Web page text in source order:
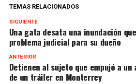
TEMAS RELACIONADOS
SIGUIENTE
Una gata desata una inundación
problema judicial para su dueño
ANTERIOR
Detienen al sujeto que empujó a
de un tráiler en Monterrey